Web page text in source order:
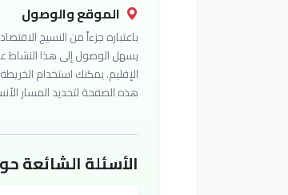
الموقع والوصول
باعتباره جزءاً من النسيج
يسهل الوصول إلى هذا النشاط
الإقليم. يمكنك استخدام
هذه الصفحة لتحديد المسار
الأسئلة الشائعة